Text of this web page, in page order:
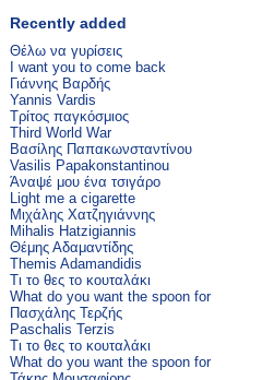
Recently added
Θέλω να γυρίσεις
I want you to come back
Γιάννης Βαρδής
Yannis Vardis
Τρίτος παγκόσμιος
Third World War
Βασίλης Παπακωνσταντίνου
Vasilis Papakonstantinou
Άναψέ μου ένα τσιγάρο
Light me a cigarette
Μιχάλης Χατζηγιάννης
Mihalis Hatzigiannis
Θέμης Αδαμαντίδης
Themis Adamandidis
Τι το θες το κουταλάκι
What do you want the spoon for
Πασχάλης Τερζής
Paschalis Terzis
Τι το θες το κουταλάκι
What do you want the spoon for